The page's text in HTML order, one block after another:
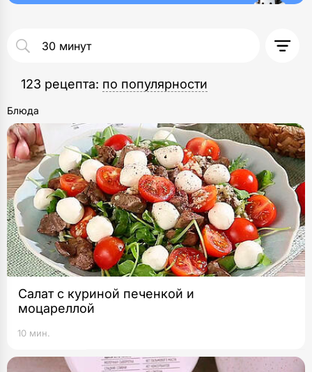
123 рецепта:
Блюда
Салат с куриной печенкой и
моцареллой
10 мин.